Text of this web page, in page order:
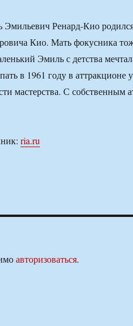
Эмильевич Ренард-Кио
Кио. Мать фокусника
Эмиль с детства
в 1961 году в аттракционе
мастерства. С
ria.ru
авторизоваться.